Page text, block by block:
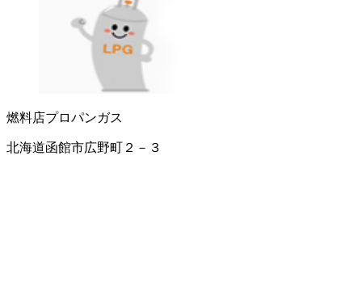
燃料店プロパンガス
北海道函館市広野町２－３